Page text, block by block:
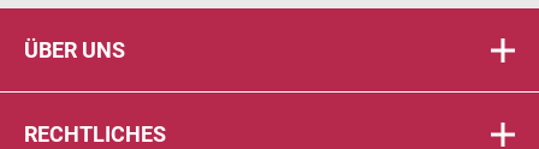
ÜBER UNS
RECHTLICHES